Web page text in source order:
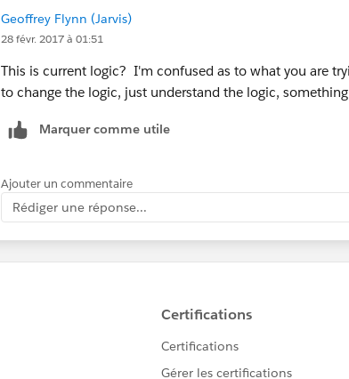
Geoffrey Flynn (Jarvis)
28 févr. 2017 à 01:51
This is current logic? I'm confused as to what you are
to change the logic, just understand the logic, something
Marquer comme utile
Ajouter un commentaire
Rédiger une réponse...